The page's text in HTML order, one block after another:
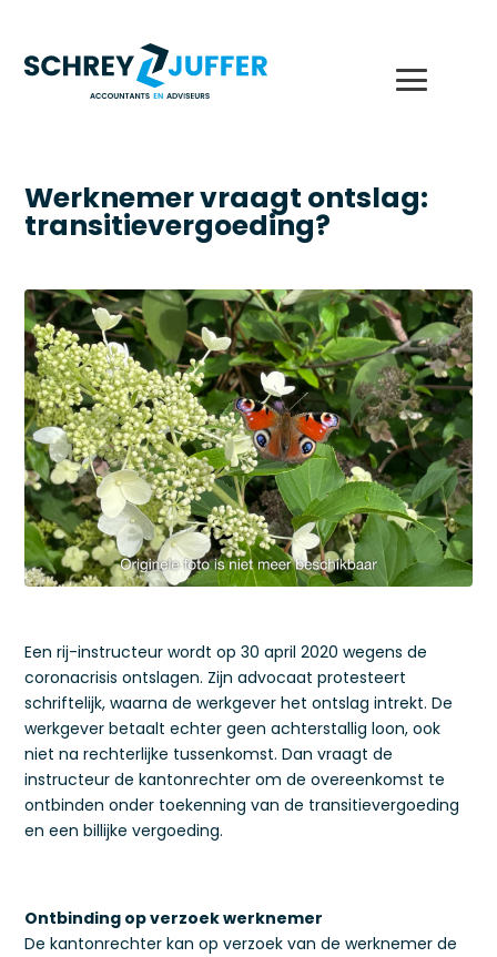
Werknemer vraagt ontslag:
transitievergoeding?
Een rij-instructeur wordt op 30 april 2020 wegens de
coronacrisis ontslagen. Zijn advocaat protesteert
schriftelijk, waarna de werkgever het ontslag intrekt. De
werkgever betaalt echter geen achterstallig loon, ook
niet na rechterlijke tussenkomst. Dan vraagt de
instructeur de kantonrechter om de overeenkomst te
ontbinden onder toekenning van de transitievergoeding
en een billijke vergoeding.
Ontbinding op verzoek werknemer
De kantonrechter kan op verzoek van de werknemer de